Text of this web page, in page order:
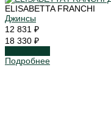
ELISABETTA FRANCHI
Джинсы
12 831 ₽
18 330 ₽
Подробнее